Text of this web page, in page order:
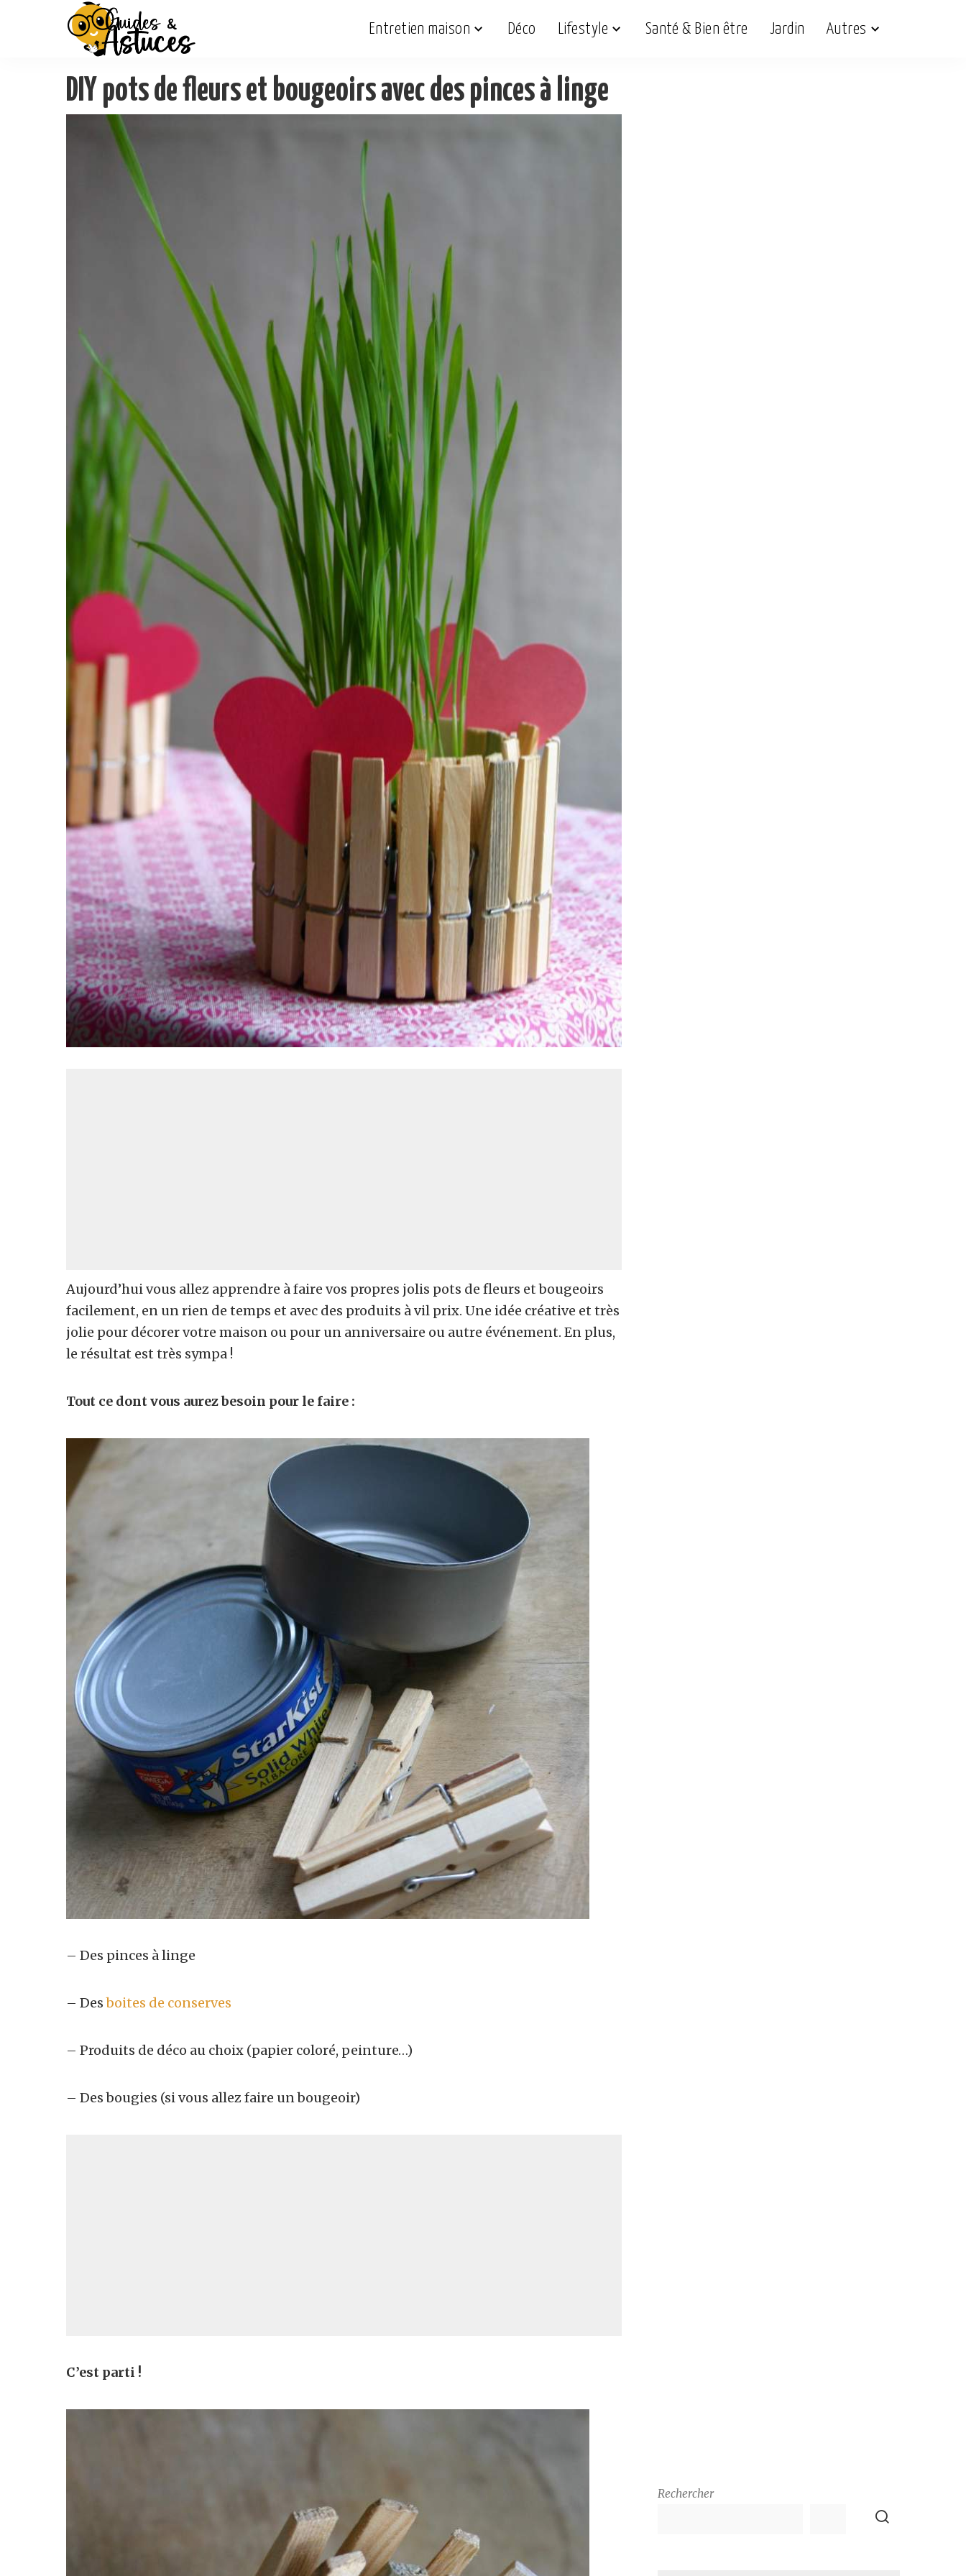
Entretien maison Déco Lifestyle Santé & Bien être Jardin Autres
DIY pots de fleurs et bougeoirs avec des pinces à linge
Aujourd’hui vous allez apprendre à faire vos propres jolis pots de fleurs et bougeoirs
facilement, en un rien de temps et avec des produits à vil prix. Une idée créative et très
jolie pour décorer votre maison ou pour un anniversaire ou autre événement. En plus,
le résultat est très sympa !
Tout ce dont vous aurez besoin pour le faire :
– Des pinces à linge
– Desboites de conserves
– Produits de déco au choix (papier coloré, peinture…)
– Des bougies (si vous allez faire un bougeoir)
C’est parti !
Rechercher